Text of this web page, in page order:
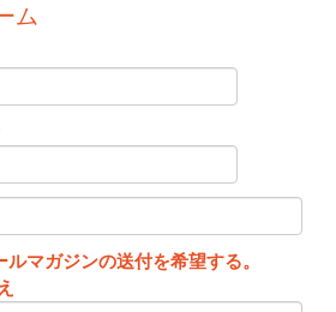
ム
マガジンの送付を希望する。